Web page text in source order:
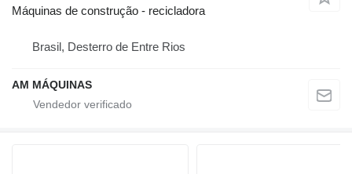
Máquinas de construção - recicladora
Brasil, Desterro de Entre Rios
AM MÁQUINAS